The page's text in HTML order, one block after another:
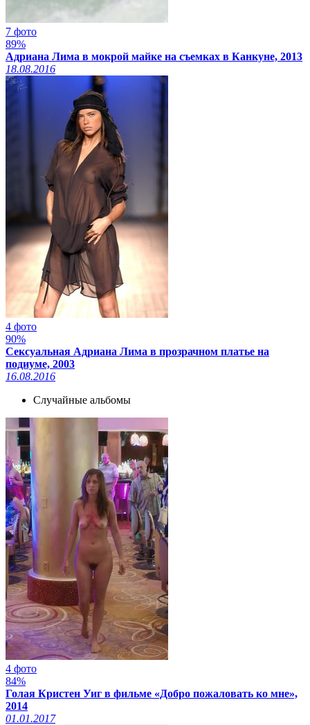
7 фото
89%
Адриана Лима в мокрой майке на съемках в Канкуне, 2013
18.08.2016
4 фото
90%
Сексуальная Адриана Лима в прозрачном платье на
подиуме, 2003
16.08.2016
Случайные альбомы
4 фото
84%
Голая Кристен Уиг в фильме «Добро пожаловать ко мне»,
2014
01.01.2017